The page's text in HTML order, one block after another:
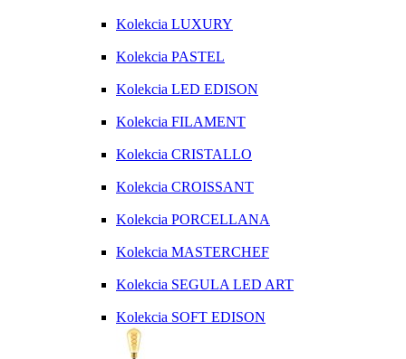
Kolekcia LUXURY
Kolekcia PASTEL
Kolekcia LED EDISON
Kolekcia FILAMENT
Kolekcia CRISTALLO
Kolekcia CROISSANT
Kolekcia PORCELLANA
Kolekcia MASTERCHEF
Kolekcia SEGULA LED ART
Kolekcia SOFT EDISON